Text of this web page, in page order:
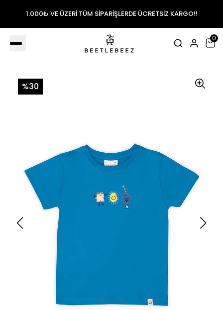
1.000₺ VE ÜZERİ TÜM SİPARİŞLERDE ÜCRETSİZ KARGO!!
0
%30